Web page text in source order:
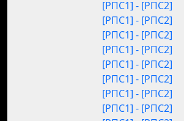
[РПС1] - [РПС2]
[РПС1] - [РПС2]
[РПС1] - [РПС2]
[РПС1] - [РПС2]
[РПС1] - [РПС2]
[РПС1] - [РПС2]
[РПС1] - [РПС2]
[РПС1] - [РПС2]